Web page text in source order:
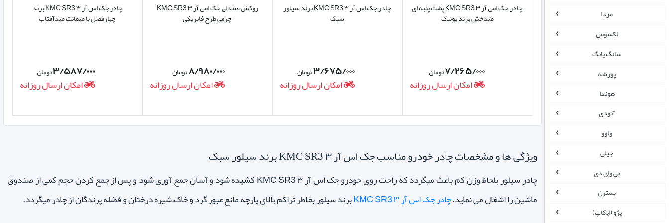
مزدا
لکسوس
سانگ یانگ
پورشه
هوندا
آئودی
ولوو
جیلی
بی وای دی
بسترن
پژو (ایکاپ)
چادر جک اس آر ۳ KMC SR3 برند
چهارفصل با ضمانت ضدآفتاب
۳/۵۸۷/۰۰۰تومان
امکان ارسال روزانه
روکش صندلی جک اس آر ۳ KMC SR3
چرمی طرح فابریکی
۸/۹۸۰/۰۰۰تومان
امکان ارسال روزانه
چادر جک اس آر ۳ KMC SR3 برند سیلور
سبک
۳/۶۷۵/۰۰۰تومان
امکان ارسال روزانه
چادر جک اس آر ۳ KMC SR3 پشت پنبه ای
ضدخش برند یونیک
۷/۲۶۵/۰۰۰تومان
امکان ارسال روزانه
ویژگی ها و مشخصات چادر خودرو مناسب جک اس آر ۳ KMC SR3 برند سیلور سبک
چادر سیلور بلحاظ وزن کم باعث میگردد که راحت روی خودرو جک اس آر ۳ KMC SR3 کشیده شود و آسان جمع آوری شود و پس از جمع کردن حجم کمی از صندوق
ماشین را اشغال می نماید.چادر جک اس آر ۳ KMC SR3 برند سیلور بخاطر تراکم بالای پارچه مانع عبور گرد و خاک،شیره درختان و فضله پرندگان از چادر میگردد.